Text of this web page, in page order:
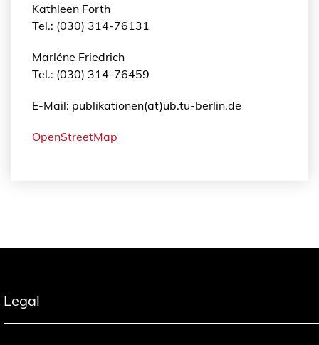
Kathleen Forth
Tel.: (030) 314-76131
Marléne Friedrich
Tel.: (030) 314-76459
E-Mail: publikationen(at)ub.tu-berlin.de
OpenStreetMap
Legal